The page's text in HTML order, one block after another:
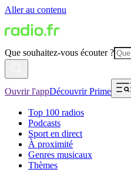
Aller au contenu
Que souhaitez-vous écouter ?
Ouvrir l'appDécouvrir Prime
Top 100 radios
Podcasts
Sport en direct
À proximité
Genres musicaux
Thèmes